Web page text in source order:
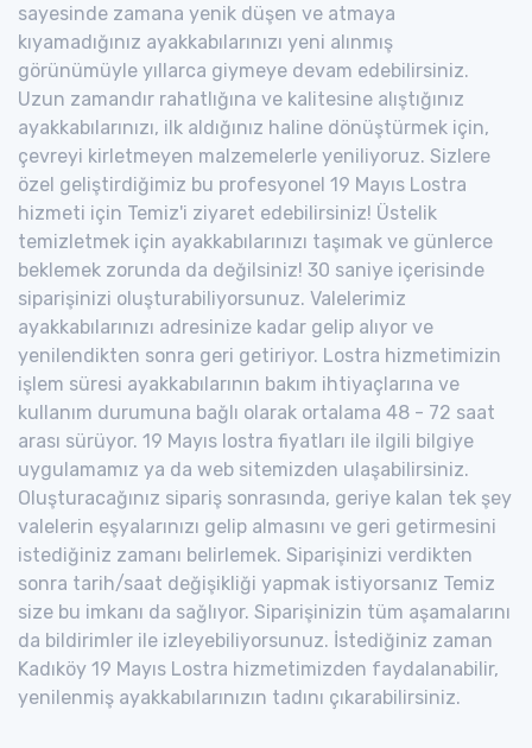
sayesinde zamana yenik düşen ve atmaya
kıyamadığınız ayakkabılarınızı yeni alınmış
görünümüyle yıllarca giymeye devam edebilirsiniz.
Uzun zamandır rahatlığına ve kalitesine alıştığınız
ayakkabılarınızı, ilk aldığınız haline dönüştürmek için,
çevreyi kirletmeyen malzemelerle yeniliyoruz. Sizlere
özel geliştirdiğimiz bu profesyonel 19 Mayıs Lostra
hizmeti için Temiz'i ziyaret edebilirsiniz! Üstelik
temizletmek için ayakkabılarınızı taşımak ve günlerce
beklemek zorunda da değilsiniz! 30 saniye içerisinde
siparişinizi oluşturabiliyorsunuz. Valelerimiz
ayakkabılarınızı adresinize kadar gelip alıyor ve
yenilendikten sonra geri getiriyor. Lostra hizmetimizin
işlem süresi ayakkabılarının bakım ihtiyaçlarına ve
kullanım durumuna bağlı olarak ortalama 48 - 72 saat
arası sürüyor. 19 Mayıs lostra fiyatları ile ilgili bilgiye
uygulamamız ya da web sitemizden ulaşabilirsiniz.
Oluşturacağınız sipariş sonrasında, geriye kalan tek şey
valelerin eşyalarınızı gelip almasını ve geri getirmesini
istediğiniz zamanı belirlemek. Siparişinizi verdikten
sonra tarih/saat değişikliği yapmak istiyorsanız Temiz
size bu imkanı da sağlıyor. Siparişinizin tüm aşamalarını
da bildirimler ile izleyebiliyorsunuz. İstediğiniz zaman
Kadıköy 19 Mayıs Lostra hizmetimizden faydalanabilir,
yenilenmiş ayakkabılarınızın tadını çıkarabilirsiniz.